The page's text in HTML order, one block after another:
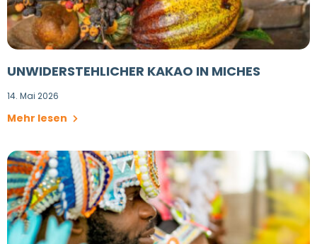
UNWIDERSTEHLICHER KAKAO IN MICHES
14. Mai 2026
Mehr lesen